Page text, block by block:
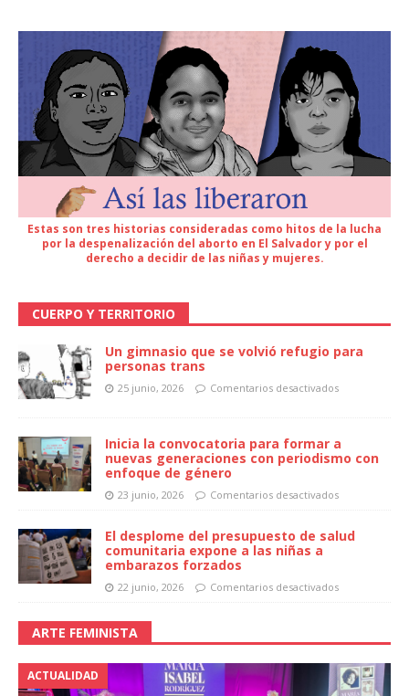
Estas son tres historias consideradas como hitos de la lucha
por la despenalización del aborto en El Salvador y por el
derecho a decidir de las niñas y mujeres.
CUERPO Y TERRITORIO
Un gimnasio que se volvió refugio para
personas trans
25 junio, 2026 Comentarios desactivados
Inicia la convocatoria para formar a
nuevas generaciones con periodismo con
enfoque de género
23 junio, 2026 Comentarios desactivados
El desplome del presupuesto de salud
comunitaria expone a las niñas a
embarazos forzados
22 junio, 2026 Comentarios desactivados
ARTE FEMINISTA
ACTUALIDAD